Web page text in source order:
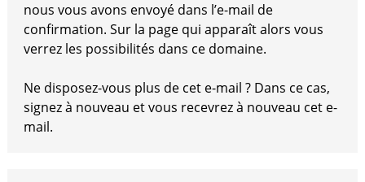
nous vous avons envoyé dans l’e-mail de
confirmation. Sur la page qui apparaît alors vous
verrez les possibilités dans ce domaine.
Ne disposez-vous plus de cet e-mail ? Dans ce cas,
signez à nouveau et vous recevrez à nouveau cet e-
mail.